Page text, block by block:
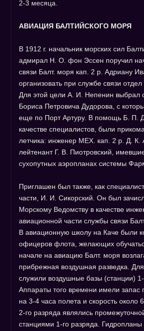
2-3 месяца.
АВИАЦИЯ БАЛТИЙСКОГО МОРЯ
В 1912 г. начальник морских сил
адмирал Н. О. фон Эссен поручил
связи Балт. моря кап. 2 р. Адриану
организовать при службе связи
Для этой цели А. И. Непенин выбрал
Бориса Петровича Дудорова, с
еще по Порт Артуру. В помощь Б. П.
качестве специалистов, были
летчика: инженер МЕХ. кап. 2 р. Д. К.
лейтенант Г. В. Пиотровский,
сухопутных аэропланах системы
Приглашен был также, как
части, И. И. Сикорский. Он был
Морскому Ведомству в качестве
авиационной части службы связи
В авиационную школу на Каче были
офицеров флота, желающих
начале на авиацию Балт. моря
прибрежная воздушная разведка.
служили воздушные базы (станции) 1-
Аппараты того времени имели запас
на 3-4 часа полета и скорость около
2-го разряда являлись
станциями 1-го разряда. Гидропланы